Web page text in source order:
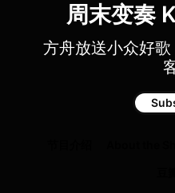
周末变奏
方舟放送小众好